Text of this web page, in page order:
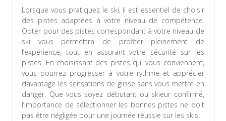
Lorsque vous pratiquez le ski, il est essentiel de choisir
des pistes adaptées à votre niveau de compétence.
Opter pour des pistes correspondant à votre niveau de
ski vous permettra de profiter pleinement de
l’expérience, tout en assurant votre sécurité sur les
pistes. En choisissant des pistes qui vous conviennent,
vous pourrez progresser à votre rythme et apprécier
davantage les sensations de glisse sans vous mettre en
danger. Que vous soyez débutant ou skieur confirmé,
l’importance de sélectionner les bonnes pistes ne doit
pas être négligée pour une journée réussie sur les skis.